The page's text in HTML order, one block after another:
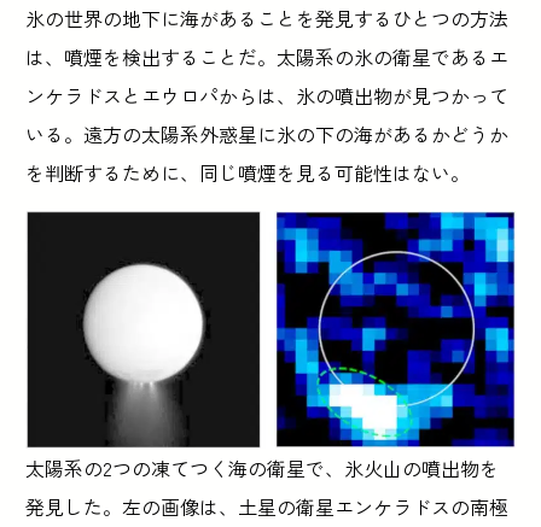
氷の世界の地下に海があることを発見するひとつの方法
は、噴煙を検出することだ。太陽系の氷の衛星であるエ
ンケラドスとエウロパからは、氷の噴出物が見つかって
いる。遠方の太陽系外惑星に氷の下の海があるかどうか
を判断するために、同じ噴煙を見る可能性はない。
太陽系の2つの凍てつく海の衛星で、氷火山の噴出物を
発見した。左の画像は、土星の衛星エンケラドスの南極